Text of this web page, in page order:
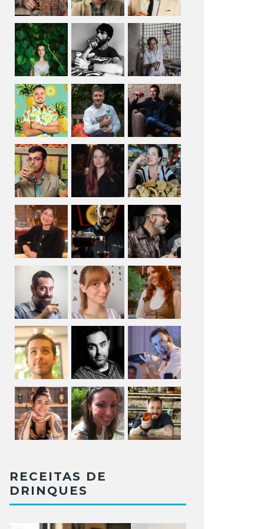
RECEITAS DE
DRINQUES